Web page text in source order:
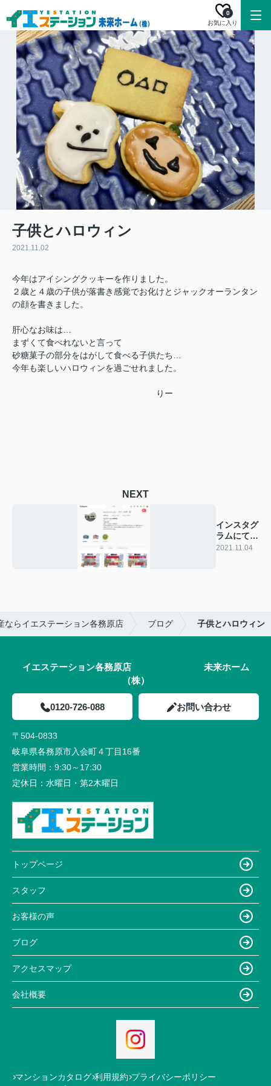
お気に入り
0
子供とハロウィン
2021.11.02
今年はアイシングクッキーを作りました。
２歳と４歳の子供が落書き感覚でお化けとジャックオーランタン
の顔を書きました。
肝心なお味は…
まずくて食べれないと言って
砂糖菓子の部分をはがして食べる子供たち…
今年も楽しいハロウィンを過ごせれました。
りー
NEXT
インスタグ
ラムにて動
画配信中！
2021.11.04
ならイエステーション各務原店 ブログ 子供とハロウィン
イエステーション各務原店 未来ホーム
（株）
0120-726-088 お問い合わせ
〒504-0833
岐阜県各務原市入会町４丁目16番
営業時間： 9:30～17:30
定休日： 水曜日・第2木曜日
トップページ
スタッフ
お客様の声
ブログ
アクセスマップ
会社概要
マンションカタログ 利用規約 プライバシーポリシー